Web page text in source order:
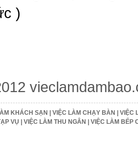
)
KHÁCH SẠN | VIỆC LÀM CHẠY BÀN | VIỆC
VỤ | VIỆC LÀM THU NGÂN | VIỆC LÀM BẾP